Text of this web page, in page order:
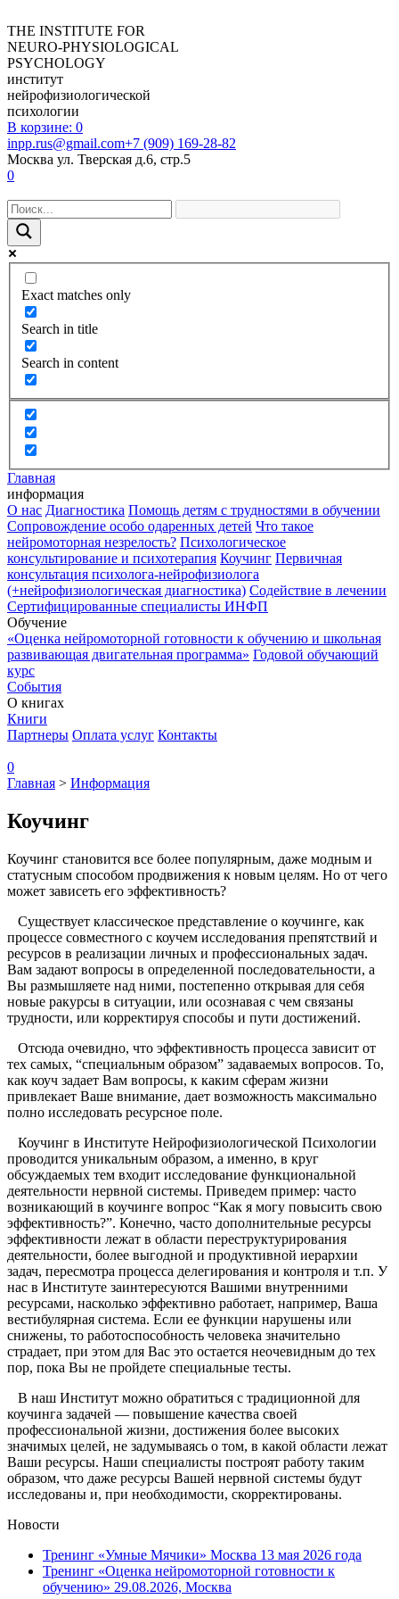
THE INSTITUTE FOR
NEURO-PHYSIOLOGICAL
PSYCHOLOGY
институт
нейрофизиологической
психологии
В корзине: 0
inpp.rus@gmail.com+7 (909) 169-28-82
Москва ул. Тверская д.6, стр.5
0
Exact matches only
Search in title
Search in content
Главная
информация
О нас Диагностика Помощь детям с трудностями в обучении
Сопровождение особо одаренных детей Что такое
нейромоторная незрелость? Психологическое
консультирование и психотерапия Коучинг Первичная
консультация психолога-нейрофизиолога
(+нейрофизиологическая диагностика) Содействие в лечении
Сертифицированные специалисты ИНФП
Обучение
«Оценка нейромоторной готовности к обучению и школьная
развивающая двигательная программа» Годовой обучающий
курс
События
О книгах
Книги
Партнеры Оплата услуг Контакты
0
Главная > Информация
Коучинг
Коучинг становится все более популярным, даже модным и
статусным способом продвижения к новым целям. Но от чего
может зависеть его эффективность?
Существует классическое представление о коучинге, как
процессе совместного с коучем исследования препятствий и
ресурсов в реализации личных и профессиональных задач.
Вам задают вопросы в определенной последовательности, а
Вы размышляете над ними, постепенно открывая для себя
новые ракурсы в ситуации, или осознавая с чем связаны
трудности, или корректируя способы и пути достижений.
Отсюда очевидно, что эффективность процесса зависит от
тех самых, “специальным образом” задаваемых вопросов. То,
как коуч задает Вам вопросы, к каким сферам жизни
привлекает Ваше внимание, дает возможность максимально
полно исследовать ресурсное поле.
Коучинг в Институте Нейрофизиологической Психологии
проводится уникальным образом, а именно, в круг
обсуждаемых тем входит исследование функциональной
деятельности нервной системы. Приведем пример: часто
возникающий в коучинге вопрос “Как я могу повысить свою
эффективность?”. Конечно, часто дополнительные ресурсы
эффективности лежат в области переструктурирования
деятельности, более выгодной и продуктивной иерархии
задач, пересмотра процесса делегирования и контроля и т.п. У
нас в Институте заинтересуются Вашими внутренними
ресурсами, насколько эффективно работает, например, Ваша
вестибулярная система. Если ее функции нарушены или
снижены, то работоспособность человека значительно
страдает, при этом для Вас это остается неочевидным до тех
пор, пока Вы не пройдете специальные тесты.
В наш Институт можно обратиться с традиционной для
коучинга задачей — повышение качества своей
профессиональной жизни, достижения более высоких
значимых целей, не задумываясь о том, в какой области лежат
Ваши ресурсы. Наши специалисты построят работу таким
образом, что даже ресурсы Вашей нервной системы будут
исследованы и, при необходимости, скорректированы.
Новости
Тренинг «Умные Мячики» Москва 13 мая 2026 года
Тренинг «Оценка нейромоторной готовности к
обучению» 29.08.2026, Москва